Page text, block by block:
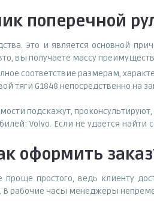
поперечной
Это и является основной
вы получаете массу
соответствие размерам,
тяги G1848 непосредственно на
подскажут, проконсультируют,
Volvo. Если не удается
оформить
простого, ведь клиенту
рабочие часы менеджеры